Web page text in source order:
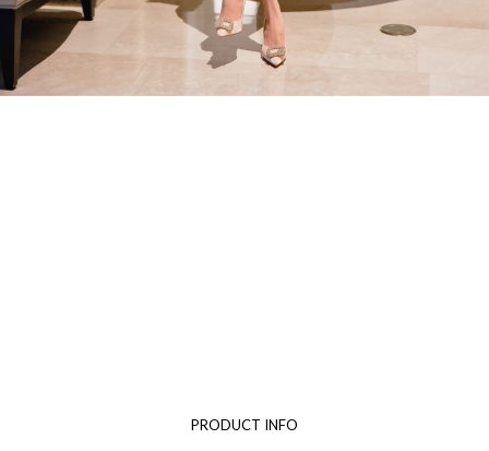
PRODUCT INFO